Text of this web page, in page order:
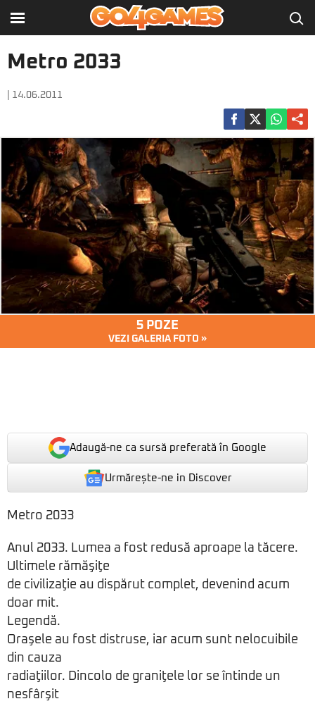
Metro 2033
| 14.06.2011
5 POZE
VEZI GALERIA FOTO »
Adaugă-ne ca sursă preferată în Google
Urmărește-ne in Discover
Metro 2033
Anul 2033. Lumea a fost redusă aproape la tăcere.
Ultimele rămăşiţe
de civilizaţie au dispărut complet, devenind acum
doar mit.
Legendă.
Oraşele au fost distruse, iar acum sunt nelocuibile
din cauza
radiaţiilor. Dincolo de graniţele lor se întinde un
nesfârşit